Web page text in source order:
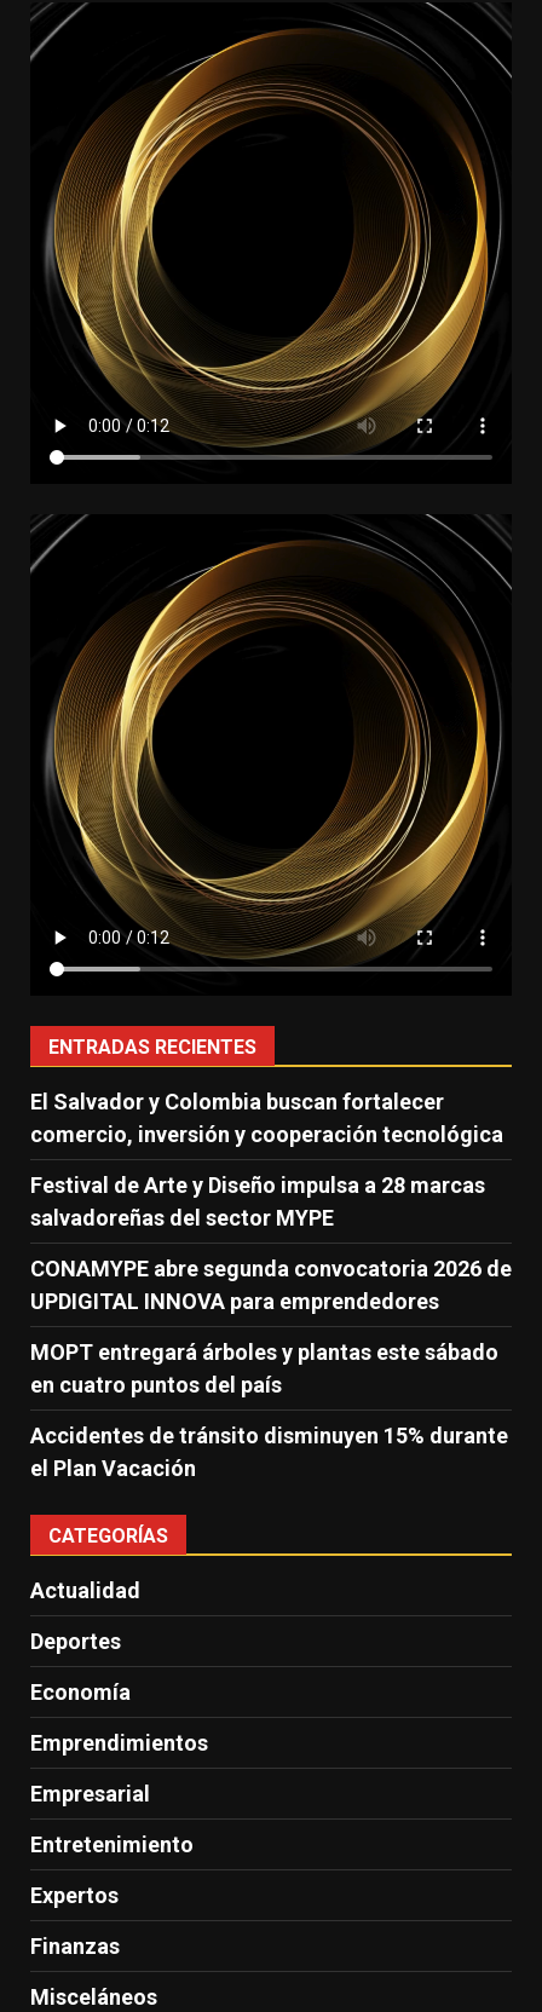
ENTRADAS RECIENTES
El Salvador y Colombia buscan fortalecer
comercio, inversión y cooperación tecnológica
Festival de Arte y Diseño impulsa a 28 marcas
salvadoreñas del sector MYPE
CONAMYPE abre segunda convocatoria 2026 de
UPDIGITAL INNOVA para emprendedores
MOPT entregará árboles y plantas este sábado
en cuatro puntos del país
Accidentes de tránsito disminuyen 15% durante
el Plan Vacación
CATEGORÍAS
Actualidad
Deportes
Economía
Emprendimientos
Empresarial
Entretenimiento
Expertos
Finanzas
Misceláneos